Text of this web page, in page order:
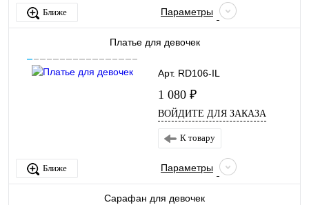
Ближе Параметры
Платье для девочек
Арт. RD106-IL
1 080 ₽
ВОЙДИТЕ ДЛЯ ЗАКАЗА
Ближе
К товару
Параметры
Сарафан для девочек